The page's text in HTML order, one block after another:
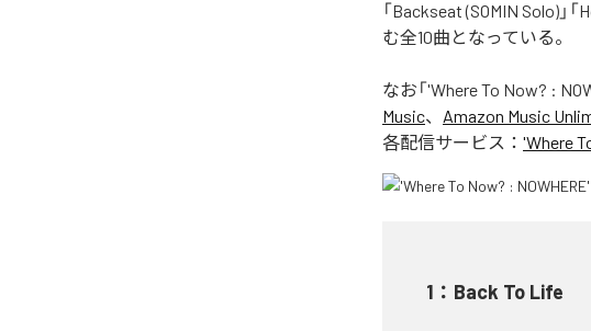
「Backseat (SOMIN Solo)」
む全10曲となっている。
なお「'Where To Now? :
Music、 Amazon Music
各配信サービス： 'Where
1 ： Back To Life